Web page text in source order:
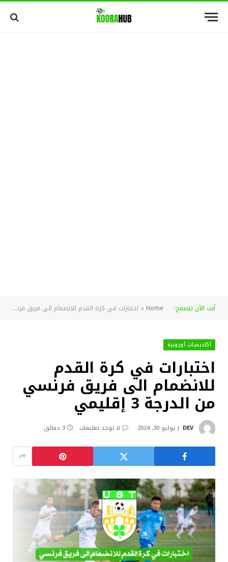
أنت الآن تتصفح: Home
» اختبارات في كرة القدم للانضمام الى فريق فرنسي من الدرجة 3 إقليمي
أكاديميات أوروبية
اختبارات في كرة القدم
للانضمام الى فريق فرنسي
من الدرجة 3 إقليمي
DEV يوليو 30, 2024 لا توجد تعليقات 3 دقائق